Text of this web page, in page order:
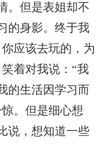
。但是表姐却不
的身影。终于我
应该去玩的，为
着对我说：“我
的生活因学习而
。但是细心想
说，想知道一些